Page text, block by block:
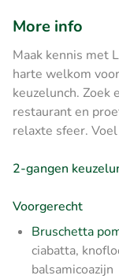
More info
Maak kennis met
harte welkom
keuzelunch. Zoek
restaurant en
relaxte sfeer.
2-gangen
Voorgerecht
Bruschetta
ciabatta,
balsamicoazijn